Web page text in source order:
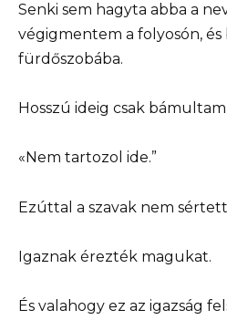
Senki sem hagyta abba a
végigmentem a folyosón,
fürdőszobába.
Hosszú ideig csak
«Nem tartozol ide.”
Ezúttal a szavak nem
Igaznak érezték magukat.
És valahogy ez az igazság